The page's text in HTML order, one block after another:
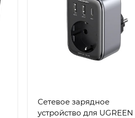
Сетевое зарядное
устройство для UGREEN